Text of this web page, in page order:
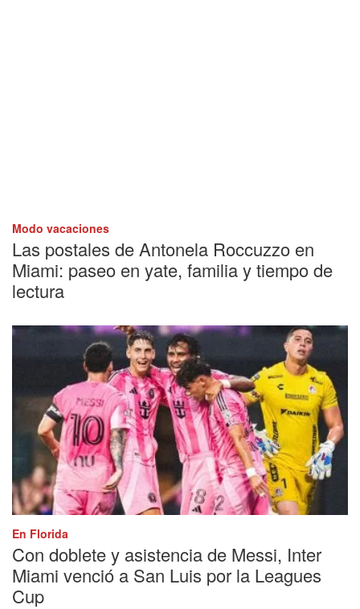
Modo vacaciones
Las postales de Antonela Roccuzzo en
Miami: paseo en yate, familia y tiempo de
lectura
En Florida
Con doblete y asistencia de Messi, Inter
Miami venció a San Luis por la Leagues
Cup